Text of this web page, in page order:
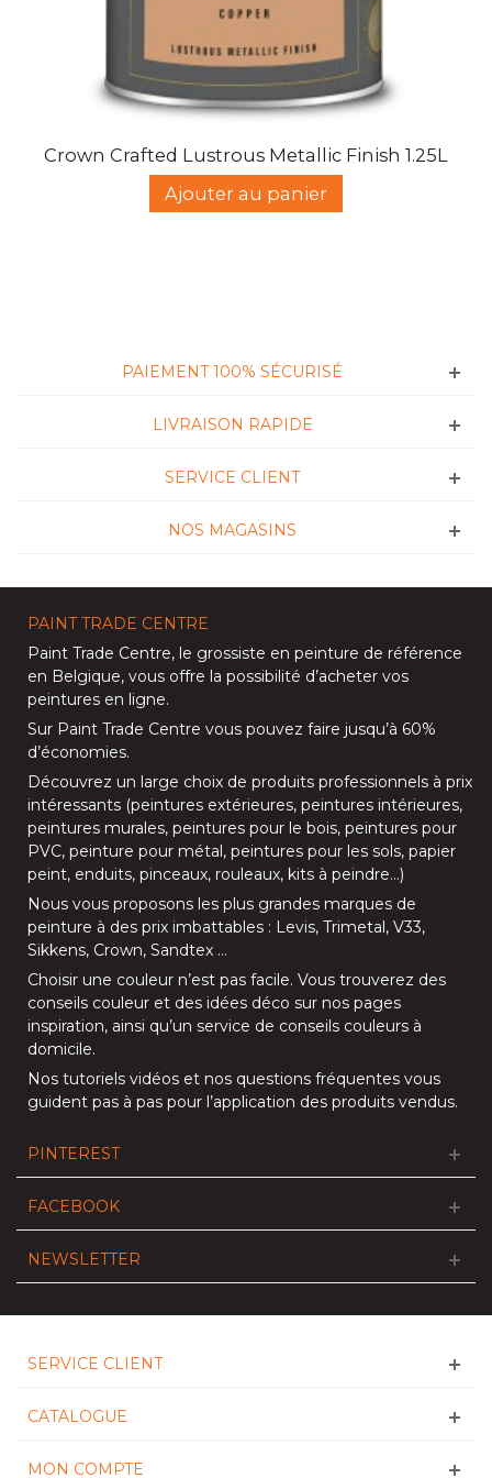
Crown Crafted Lustrous Metallic Finish 1.25L
Ajouter au panier
PAIEMENT 100% SÉCURISÉ
LIVRAISON RAPIDE
SERVICE CLIENT
NOS MAGASINS
PAINT TRADE CENTRE
Paint Trade Centre, le grossiste en peinture de référence
en Belgique, vous offre la possibilité d’acheter vos
peintures en ligne.
Sur Paint Trade Centre vous pouvez faire jusqu’à 60%
d’économies.
Découvrez un large choix de produits professionnels à prix
intéressants (peintures extérieures, peintures intérieures,
peintures murales, peintures pour le bois, peintures pour
PVC, peinture pour métal, peintures pour les sols, papier
peint, enduits, pinceaux, rouleaux, kits à peindre…)
Nous vous proposons les plus grandes marques de
peinture à des prix imbattables : Levis, Trimetal, V33,
Sikkens, Crown, Sandtex …
Choisir une couleur n’est pas facile. Vous trouverez des
conseils couleur et des idées déco sur nos pages
inspiration, ainsi qu’un service de conseils couleurs à
domicile.
Nos tutoriels vidéos et nos questions fréquentes vous
guident pas à pas pour l’application des produits vendus.
PINTEREST
FACEBOOK
NEWSLETTER
SERVICE CLIENT
CATALOGUE
MON COMPTE